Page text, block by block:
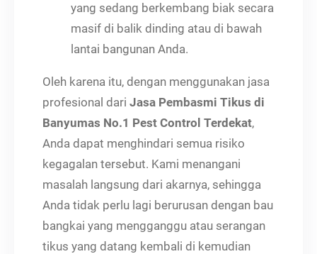
yang sedang berkembang biak secara
masif di balik dinding atau di bawah
lantai bangunan Anda.
Oleh karena itu, dengan menggunakan jasa
profesional dari Jasa Pembasmi Tikus di
Banyumas No.1 Pest Control Terdekat,
Anda dapat menghindari semua risiko
kegagalan tersebut. Kami menangani
masalah langsung dari akarnya, sehingga
Anda tidak perlu lagi berurusan dengan bau
bangkai yang mengganggu atau serangan
tikus yang datang kembali di kemudian